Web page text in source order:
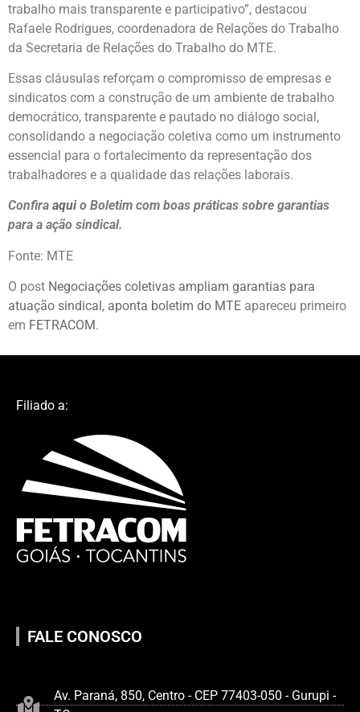
trabalho mais transparente e participativo”, destacou
Rafaele Rodrigues, coordenadora de Relações do Trabalho
da Secretaria de Relações do Trabalho do MTE.
Essas cláusulas reforçam o compromisso de empresas e
sindicatos com a construção de um ambiente de trabalho
democrático, transparente e pautado no diálogo social,
consolidando a negociação coletiva como um instrumento
essencial para o fortalecimento da representação dos
trabalhadores e a qualidade das relações laborais.
Confira aquio Boletim com boas práticas sobre garantias
para a ação sindical.
Fonte: MTE
O post Negociações coletivas ampliam garantias para
atuação sindical, aponta boletim do MTE apareceu primeiro
em FETRACOM.
Filiado a:
FALE CONOSCO
Av. Paraná, 850, Centro - CEP 77403-050 - Gurupi -